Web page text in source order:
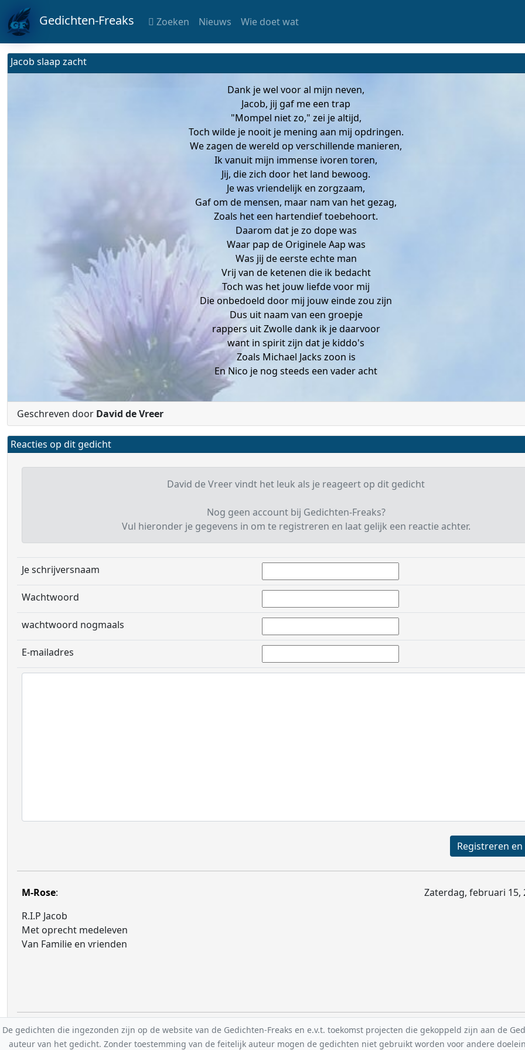
Gedichten-Freaks Zoeken Nieuws Wie doet wat
Jacob slaap zacht
Dank je wel voor al mijn neven,
Jacob, jij gaf me een trap
"Mompel niet zo," zei je altijd,
Toch wilde je nooit je mening aan mij opdringen.
We zagen de wereld op verschillende manieren,
Ik vanuit mijn immense ivoren toren,
Jij, die zich door het land bewoog.
Je was vriendelijk en zorgzaam,
Gaf om de mensen, maar nam van het gezag,
Zoals het een hartendief toebehoort.
Daarom dat je zo dope was
Waar pap de Originele Aap was
Was jij de eerste echte man
Vrij van de ketenen die ik bedacht
Toch was het jouw liefde voor mij
Die onbedoeld door mij jouw einde zou zijn
Dus uit naam van een groepje
rappers uit Zwolle dank ik je daarvoor
want in spirit zijn dat je kiddo's
Zoals Michael Jacks zoon is
En Nico je nog steeds een vader acht
Geschreven door David de Vreer
Reacties op dit gedicht
David de Vreer vindt het leuk als je reageert op dit gedicht
Nog geen account bij Gedichten-Freaks?
Vul hieronder je gegevens in om te registreren en laat gelijk een reactie achter.
Je schrijversnaam
Wachtwoord
wachtwoord nogmaals
E-mailadres
M-Rose:
Zaterdag, februari 15,
R.I.P Jacob
Met oprecht medeleven
Van Familie en vrienden
De gedichten die ingezonden zijn op de website van de Gedichten-Freaks en e.v.t. toekomst projecten die gekoppeld zijn aan de
auteur van het gedicht. Zonder toestemming van de feitelijk auteur mogen de gedichten niet gebruikt worden voor andere